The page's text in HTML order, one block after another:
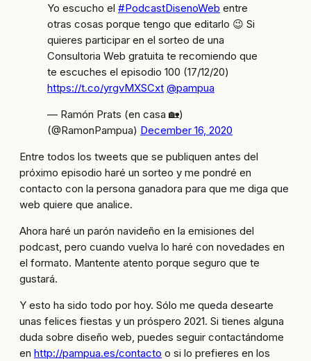
Yo escucho el #PodcastDisenoWeb entre
otras cosas porque tengo que editarlo 😉 Si
quieres participar en el sorteo de una
Consultoria Web gratuita te recomiendo que
te escuches el episodio 100 (17/12/20)
https://t.co/yrgvMXSCxt @pampua
— Ramón Prats (en casa 🏡)
(@RamonPampua) December 16, 2020
Entre todos los tweets que se publiquen antes del
próximo episodio haré un sorteo y me pondré en
contacto con la persona ganadora para que me diga que
web quiere que analice.
Ahora haré un parón navideño en la emisiones del
podcast, pero cuando vuelva lo haré con novedades en
el formato. Mantente atento porque seguro que te
gustará.
Y esto ha sido todo por hoy. Sólo me queda desearte
unas felices fiestas y un próspero 2021. Si tienes alguna
duda sobre diseño web, puedes seguir contactándome
en http://pampua.es/contacto o si lo prefieres en los